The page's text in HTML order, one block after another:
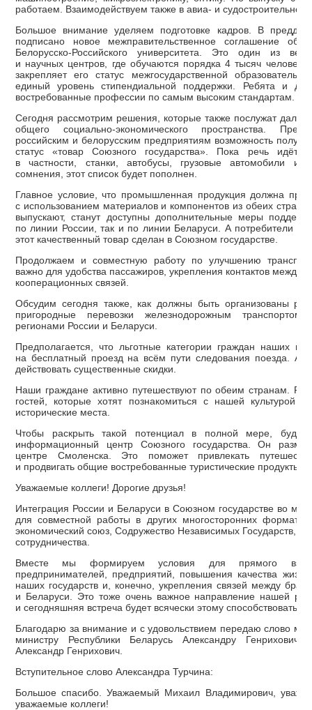
работаем. Взаимодействуем также в авиа- и судостроительной
Большое внимание уделяем подготовке кадров. В
подписано новое межправительственное соглашение об
Белорусско-Российского университета. Это один из
и научных центров, где обучаются порядка 4 тысяч человек.
закрепляет его статус межгосударственной
единый уровень стипендиальной поддержки. Ребята и
востребованные профессии по самым высоким стандартам.
Сегодня рассмотрим решения, которые также послужат
общего социально-экономического пространства.
российским и белорусским предприятиям возможность
статус «товар Союзного государства». Пока речь
в частности, станки, автобусы, грузовые автомобили и
сомнения, этот список будет пополнен.
Главное условие, что промышленная продукция должна
с использованием материалов и компонентов из обеих
выпускают, станут доступны дополнительные меры
по линии России, так и по линии Беларуси. А потребители
этот качественный товар сделан в Союзном государстве.
Продолжаем и совместную работу по улучшению
важно для удобства пассажиров, укрепления контактов между
кооперационных связей.
Обсудим сегодня также, как должны быть организованы
пригородные перевозки железнодорожным
регионами России и Беларуси.
Предполагается, что льготные категории граждан наших
на бесплатный проезд на всём пути следования поезда. А
действовать существенные скидки.
Наши граждане активно путешествуют по обеим странам.
гостей, которые хотят познакомиться с нашей культурой
исторические места.
Чтобы раскрыть такой потенциал в полной мере, будет
информационный центр Союзного государства. Он
центре Смоленска. Это поможет привлекать
и продвигать общие востребованные туристические продукты.
Уважаемые коллеги! Дорогие друзья!
Интеграция России и Беларуси в Союзном государстве во
для совместной работы в других многосторонних
экономический союз, Содружество Независимых Государств,
сотрудничества.
Вместе мы формируем условия для прямого
предпринимателей, предприятий, повышения качества
наших государств и, конечно, укрепления связей между
и Беларуси. Это тоже очень важное направление нашей
и сегодняшняя встреча будет всячески этому способствовать.
Благодарю за внимание и с удовольствием передаю слово
министру Республики Беларусь Александру Генриховичу
Александр Генрихович.
Вступительное слово Александра Турчина:
Большое спасибо. Уважаемый Михаил Владимирович,
уважаемые коллеги!